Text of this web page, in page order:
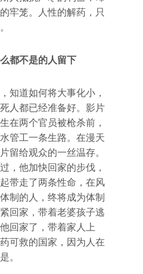
牢笼。人性的解药，只
都不是的人留下
知道如何将大事化小，
人都已经准备好。影片
在两个官员被枪杀前，
管工一条生路。在漫天
留给观众的一丝温存。
，他加快回家的步伐，
带走了两条性命，在风
制的人，终将成为体制
回家，带着老婆孩子逃
回家了，带着家人上
可救的国家，因为人在
。